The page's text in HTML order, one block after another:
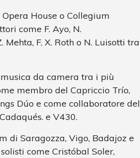
Opera House o Collegium
come F. Ayo, N.
Mehta, F. X. Roth o N. Luisotti tra
da camera tra i più
membro del Capriccio Trío,
Dúo e come collaboratore del
e V430.
di Saragozza, Vigo, Badajoz e
come Cristóbal Soler,